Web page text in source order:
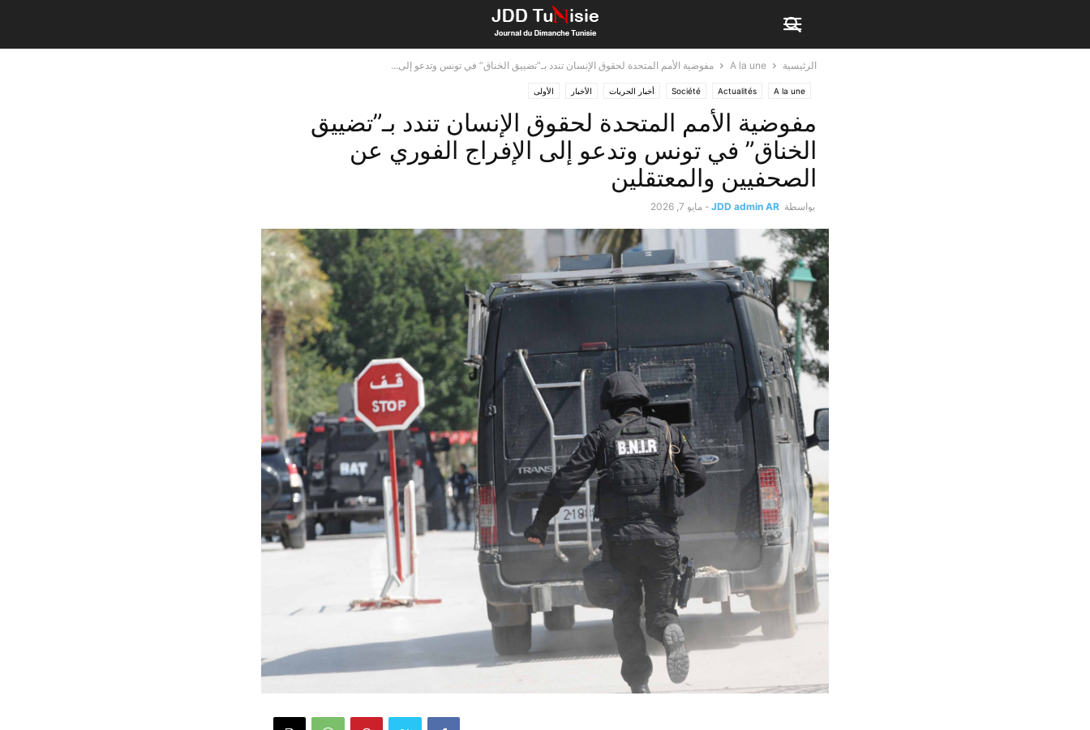
الرئيسية A la une مفوضية الأمم المتحدة لحقوق الإنسان تندد بـ”تضييق الخناق” في تونس وتدعو إلى...
A la une
Actualités
Société أخبار الحريات الأخبار الأولى
مفوضية الأمم المتحدة لحقوق الإنسان تندد بـ”تضييق
الخناق” في تونس وتدعو إلى الإفراج الفوري عن
الصحفيين والمعتقلين
بواسطة JDD admin AR
- مايو 7, 2026